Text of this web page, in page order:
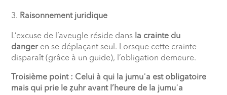
Raisonnement juridique
L’excuse de l’aveugle réside dans la crainte du
dangeren se déplaçant seul. Lorsque cette crainte
disparaît (grâce à un guide), l’obligation demeure.
Troisième point : Celui à qui la jumuʿa est obligatoire
mais qui prie le ẓuhr avant l’heure de la jumuʿa